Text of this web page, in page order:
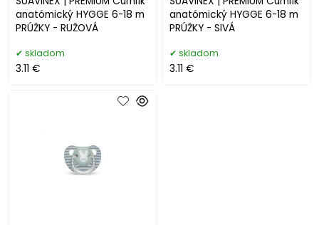
anatómický HYGGE 6-18 m
PRÚŽKY - RUŽOVÁ
skladom
3.11 €
anatómický HYGGE 6-18 m
PRÚŽKY - SIVÁ
skladom
3.11 €